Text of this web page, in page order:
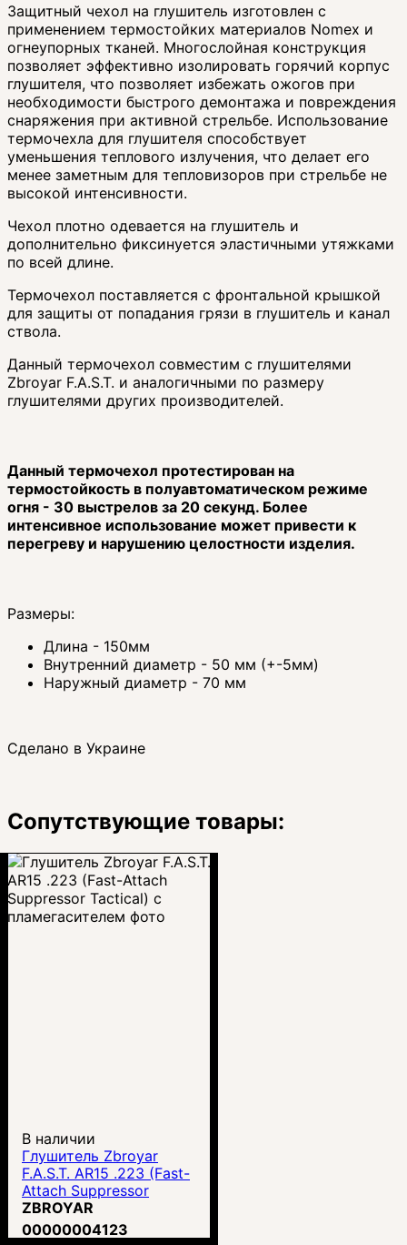
Защитный чехол на глушитель изготовлен с
применением термостойких материалов Nomex и
огнеупорных тканей. Многослойная конструкция
позволяет эффективно изолировать горячий корпус
глушителя, что позволяет избежать ожогов при
необходимости быстрого демонтажа и повреждения
снаряжения при активной стрельбе. Использование
термочехла для глушителя способствует
уменьшения теплового излучения, что делает его
менее заметным для тепловизоров при стрельбе не
высокой интенсивности.
Чехол плотно одевается на глушитель и
дополнительно фиксинуется эластичными утяжками
по всей длине.
Термочехол поставляется с фронтальной крышкой
для защиты от попадания грязи в глушитель и канал
ствола.
Данный термочехол совместим с глушителями
Zbroyar F.A.S.T. и аналогичными по размеру
глушителями других производителей.
Данный термочехол протестирован на
термостойкость в полуавтоматическом режиме
огня - 30 выстрелов за 20 секунд. Более
интенсивное использование может привести к
перегреву и нарушению целостности изделия.
Размеры:
Длина - 150мм
Внутренний диаметр - 50 мм (+-5мм)
Наружный диаметр - 70 мм
Сделано в Украине
Сопутствующие товары:
В наличии
Глушитель Zbroyar
F.A.S.T. AR15 .223 (Fast-
Attach Suppressor
Tactical) с
пламегасителем
ZBROYAR
00000004123